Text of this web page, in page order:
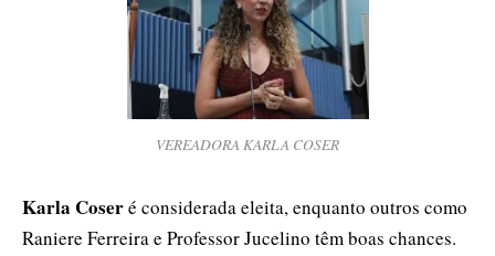
VEREADORA KARLA COSER
Karla Coseré considerada eleita, enquanto outros como
Raniere Ferreira e Professor Jucelino têm boas chances.